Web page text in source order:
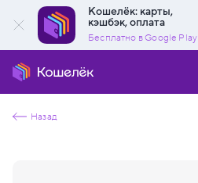
Кошелёк: карты,
кэшбэк, оплата
Бесплатно в Google Play
Назад